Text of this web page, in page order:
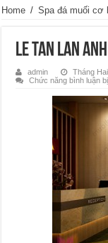
Home / Spa đá muối cơ
le tan lan anh
admin
Tháng
Chức năng bình luận